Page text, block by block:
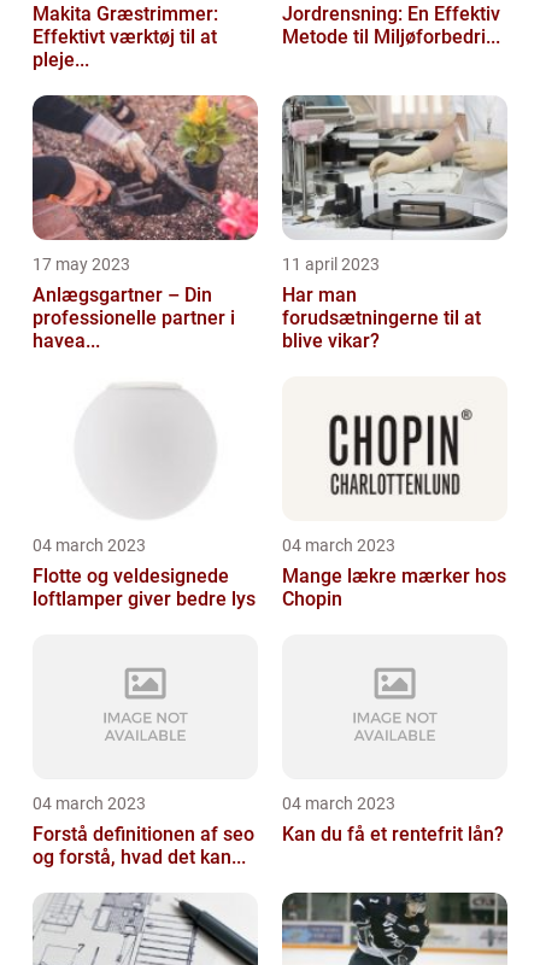
Makita Græstrimmer:
Effektivt værktøj til at
pleje...
Jordrensning: En Effektiv
Metode til Miljøforbedri...
17 may 2023
Anlægsgartner – Din
professionelle partner i
havea...
11 april 2023
Har man
forudsætningerne til at
blive vikar?
04 march 2023
Flotte og veldesignede
loftlamper giver bedre lys
04 march 2023
Mange lækre mærker hos
Chopin
04 march 2023
Forstå definitionen af seo
og forstå, hvad det kan...
04 march 2023
Kan du få et rentefrit lån?